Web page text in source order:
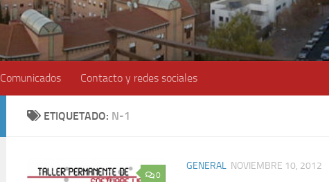
Comunicados Contacto y redes sociales
ETIQUETADO: N-1
0
GENERAL NOVIEMBRE 10, 2012